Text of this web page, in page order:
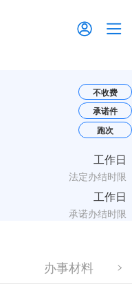
不收费
承诺件
跑次
工作日
法定办结时限
工作日
承诺办结时限
办事材料